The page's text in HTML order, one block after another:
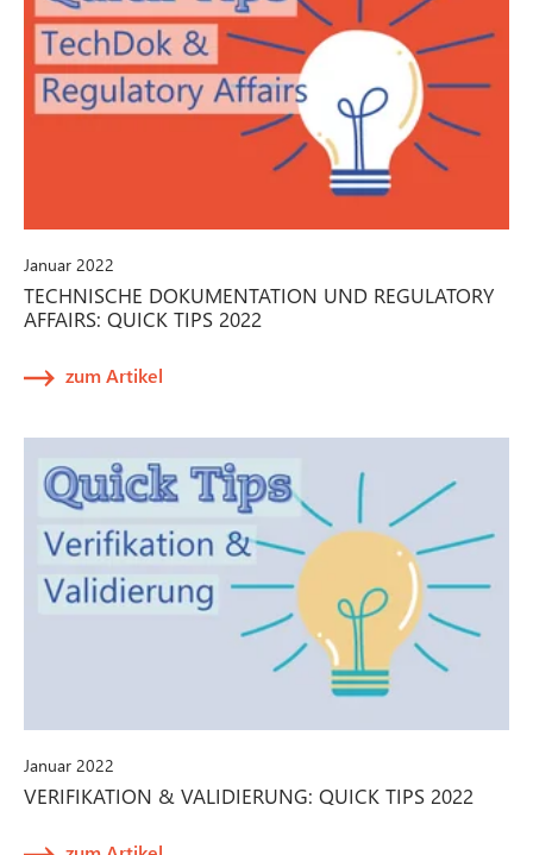
Januar 2022
TECHNISCHE DOKUMENTATION UND REGULATORY
AFFAIRS: QUICK TIPS 2022
zum Artikel
Januar 2022
VERIFIKATION & VALIDIERUNG: QUICK TIPS 2022